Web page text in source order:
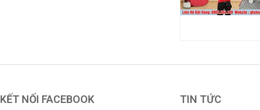
KẾT NỐI FACEBOOK TIN TỨC